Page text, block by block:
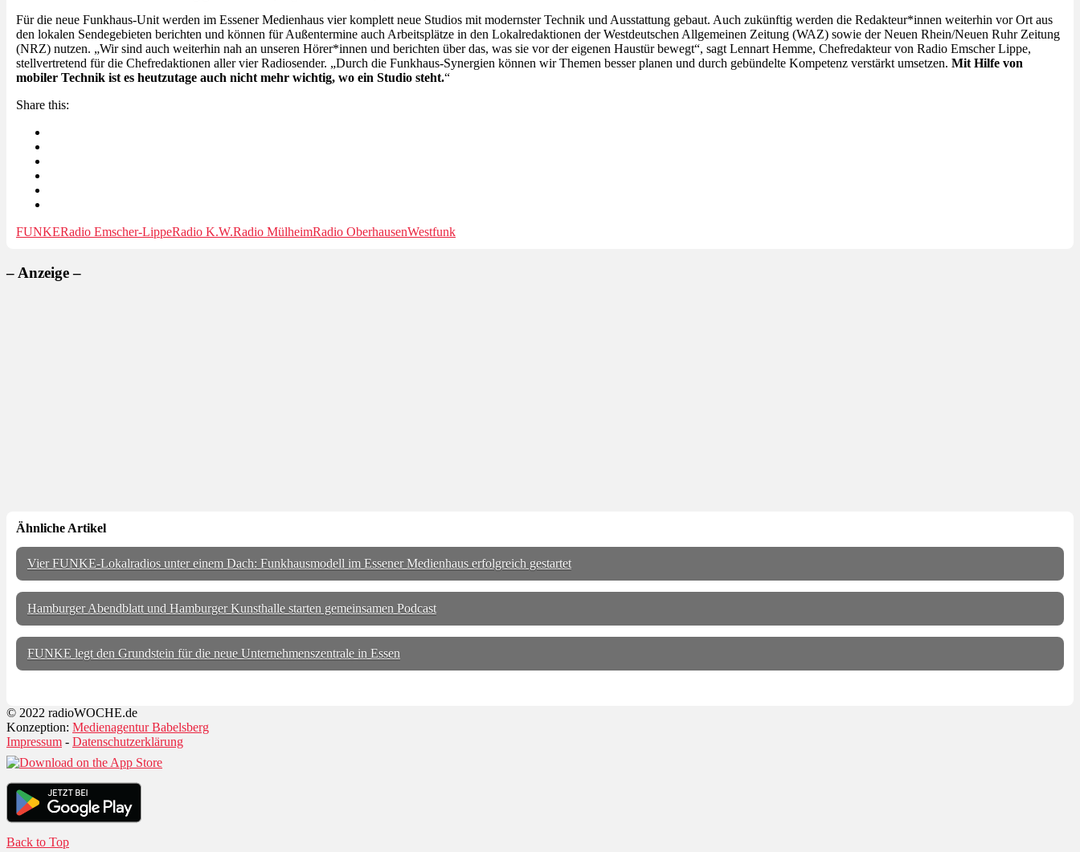
Für die neue Funkhaus-Unit werden im Essener Medienhaus vier komplett neue Studios mit modernster Technik und Ausstattung gebaut. Auch zukünftig werden die Redakteur*innen weiterhin vor Ort aus
den lokalen Sendegebieten berichten und können für Außentermine auch Arbeitsplätze in den Lokalredaktionen der Westdeutschen Allgemeinen Zeitung (WAZ) sowie der Neuen Rhein/Neuen Ruhr Zeitung
(NRZ) nutzen. „Wir sind auch weiterhin nah an unseren Hörer*innen und berichten über das, was sie vor der eigenen Haustür bewegt“, sagt Lennart Hemme, Chefredakteur von Radio Emscher Lippe,
stellvertretend für die Chefredaktionen aller vier Radiosender. „Durch die Funkhaus-Synergien können wir Themen besser planen und durch gebündelte Kompetenz verstärkt umsetzen. Mit Hilfe von
mobiler Technik ist es heutzutage auch nicht mehr wichtig, wo ein Studio steht.“
Share this:
FUNKERadio Emscher-LippeRadio K.W.Radio MülheimRadio OberhausenWestfunk
– Anzeige –
Ähnliche Artikel
Vier FUNKE-Lokalradios unter einem Dach: Funkhausmodell im Essener Medienhaus erfolgreich gestartet
Hamburger Abendblatt und Hamburger Kunsthalle starten gemeinsamen Podcast
FUNKE legt den Grundstein für die neue Unternehmenszentrale in Essen
© 2022 radioWOCHE.de
Konzeption: Medienagentur Babelsberg
Impressum - Datenschutzerklärung
Back to Top